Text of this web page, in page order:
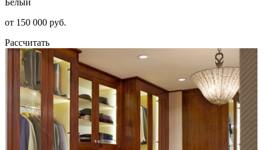
от 150 000 руб.
Рассчитать